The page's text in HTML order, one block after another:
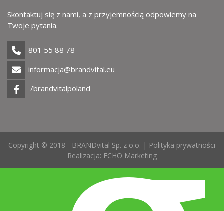
Skontaktuj się z nami, a z przyjemnością odpowiemy na
Twoje pytania.
801 55 88 78
informacja@brandvital.eu
/brandvitalpoland
Copyright © 2018 - BRANDvital Sp. z o.o. | Polityka prywatności
Realizacja: ECHO Marketing